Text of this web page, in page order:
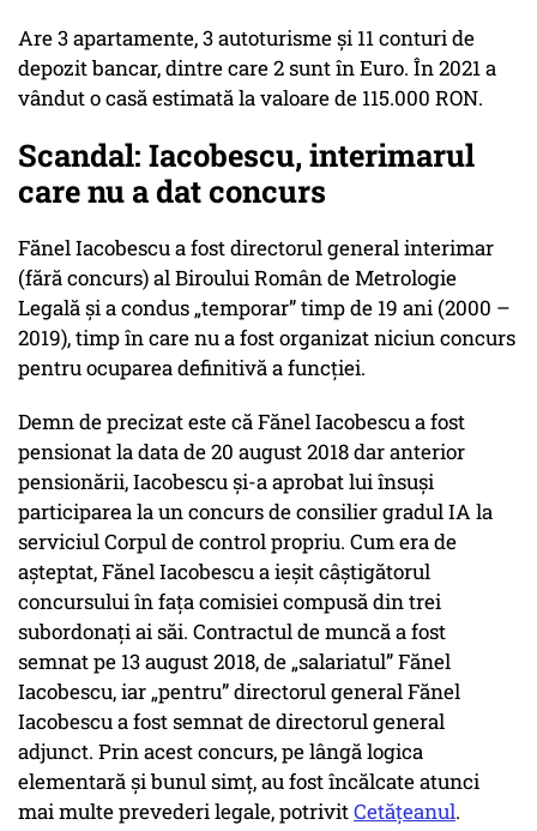
Are 3 apartamente, 3 autoturisme şi 11 conturi de
depozit bancar, dintre care 2 sunt în Euro. În 2021 a
vândut o casă estimată la valoare de 115.000 RON.
Scandal: Iacobescu, interimarul
care nu a dat concurs
Fănel Iacobescu a fost directorul general interimar
(fără concurs) al Biroului Român de Metrologie
Legală și a condus „temporar” timp de 19 ani (2000 –
2019), timp în care nu a fost organizat niciun concurs
pentru ocuparea definitivă a funcției.
Demn de precizat este că Fănel Iacobescu a fost
pensionat la data de 20 august 2018 dar anterior
pensionării, Iacobescu și-a aprobat lui însuși
participarea la un concurs de consilier gradul IA la
serviciul Corpul de control propriu. Cum era de
așteptat, Fănel Iacobescu a ieșit câștigătorul
concursului în fața comisiei compusă din trei
subordonați ai săi. Contractul de muncă a fost
semnat pe 13 august 2018, de „salariatul” Fănel
Iacobescu, iar „pentru” directorul general Fănel
Iacobescu a fost semnat de directorul general
adjunct. Prin acest concurs, pe lângă logica
elementară și bunul simț, au fost încălcate atunci
mai multe prevederi legale, potrivitCetăţeanul.